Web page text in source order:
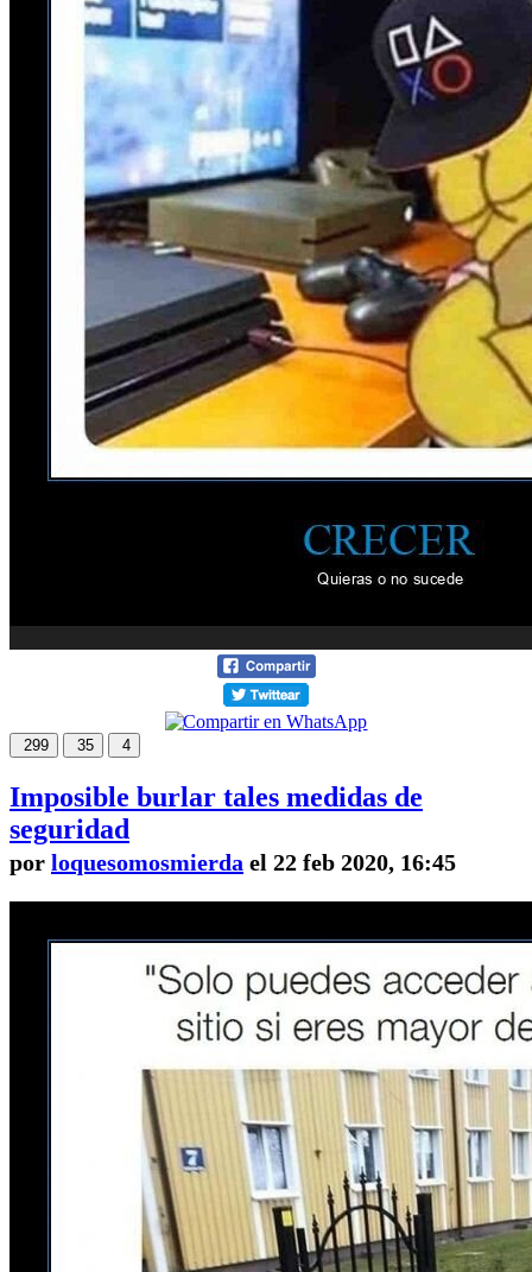
299 35 4
Imposible burlar tales medidas de
seguridad
por loquesomosmierda el 22 feb 2020, 16:45